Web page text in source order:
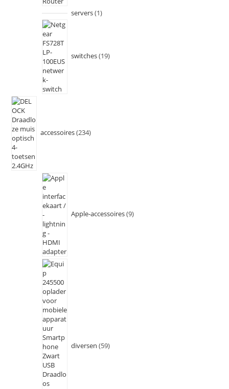
servers 1
switches 19
accessoires 234
Apple-accessoires 9
diversen 59